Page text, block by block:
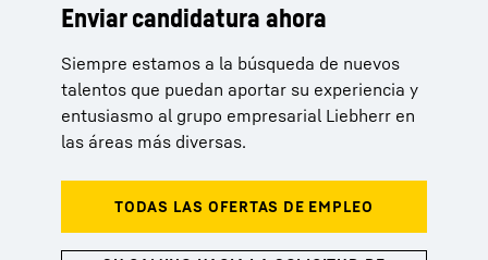
Enviar candidatura ahora
Siempre estamos a la búsqueda de nuevos
talentos que puedan aportar su experiencia y
entusiasmo al grupo empresarial Liebherr en
las áreas más diversas.